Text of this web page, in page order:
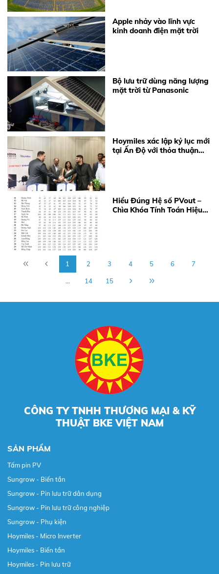
Apple nhảy vào lĩnh vực
kinh doanh điện mặt trời
Bộ lưu trữ dùng năng lượng
mặt trời từ Panasonic
Hoymiles xác lập kỷ lục mới
tại Ấn Độ với thỏa thuận
Hiểu Đúng Hệ số PVout –
Chìa Khóa Tính Toán Hiệu
1 2 3 4 5 6 7
... 14 15
CÔNG TY TNHH THƯƠNG MẠI & KỸ
THUẬT BKE VIỆT NAM
SẢN PHẨM
Tấm pin PV
Sungrow - Biến tần
Sungrow - Pin lưu trữ dân dụng
Sungrow - Pin lưu trữ công nghiệp
Sungrow - Phụ kiện
Hoymiles - Micro Inverter
Hoymiles - Biến tần
Hoymiles - Pin lưu trữ